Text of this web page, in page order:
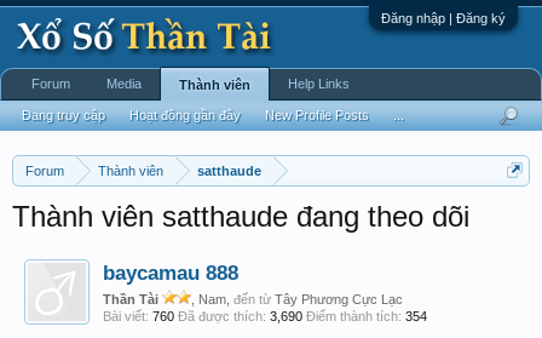
Đăng nhập | Đăng ký
Forum Thành viên satthaude
Thành viên satthaude đang theo dõi
baycamau 888
Thần Tài , Nam, đến từ Tây Phương Cực Lạc
Bài viết: 760 Đã được thích: 3,690 Điểm thành tích: 354
Forum Media Thành viên
Đang truy cập Hoạt động gần đây New Profile Posts
Help Links